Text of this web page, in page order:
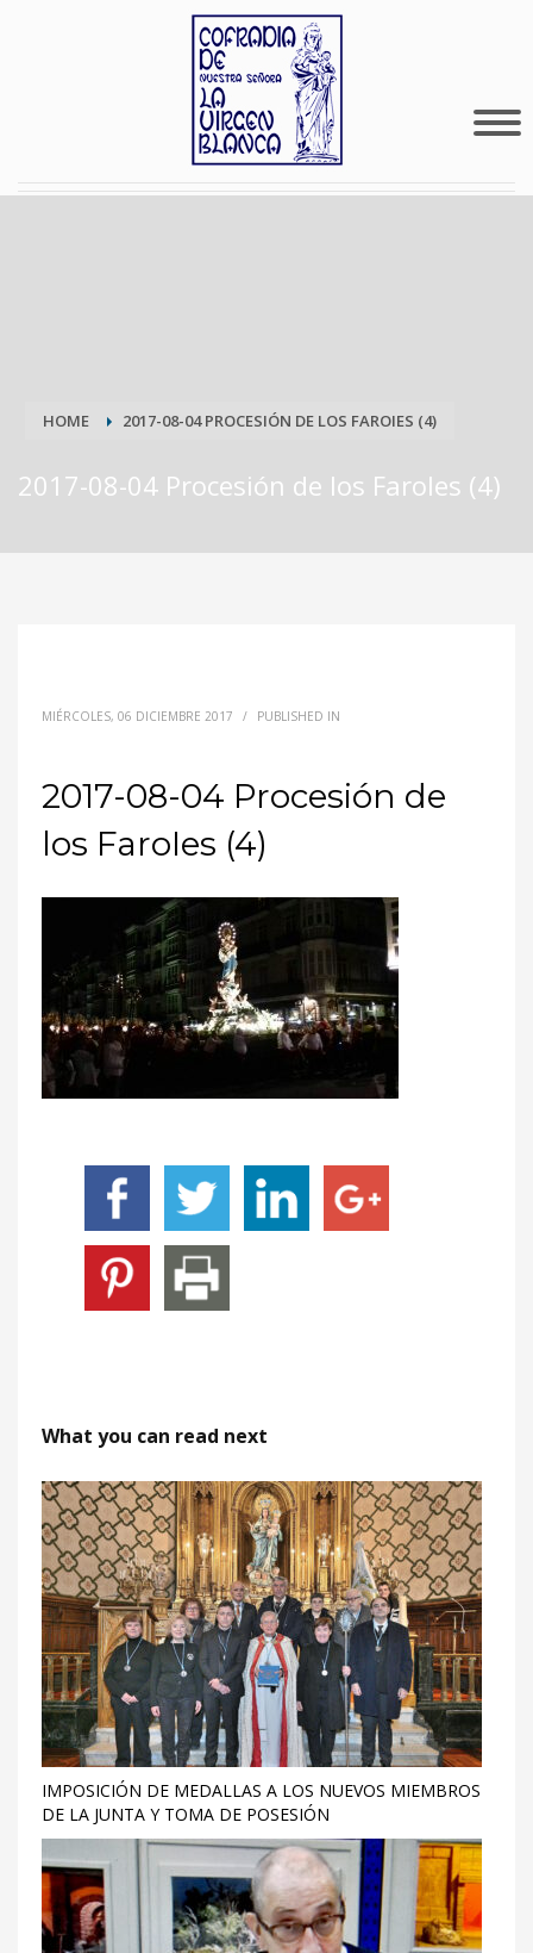
HOME 2017-08-04 PROCESIÓN DE LOS FAROIES (4)
2017-08-04 Procesión de los FaroIes (4)
MIÉRCOLES, 06 DICIEMBRE 2017 / PUBLISHED IN
2017-08-04 Procesión de
los FaroIes (4)
What you can read next
IMPOSICIÓN DE MEDALLAS A LOS NUEVOS MIEMBROS
DE LA JUNTA Y TOMA DE POSESIÓN